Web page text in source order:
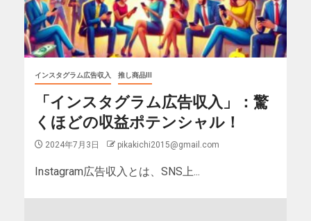
インスタグラム広告収入 推し商品III
「インスタグラム広告収入」：驚
くほどの収益ポテンシャル！
2024年7月3日 pikakichi2015@gmail.com
Instagram広告収入とは、SNS上...